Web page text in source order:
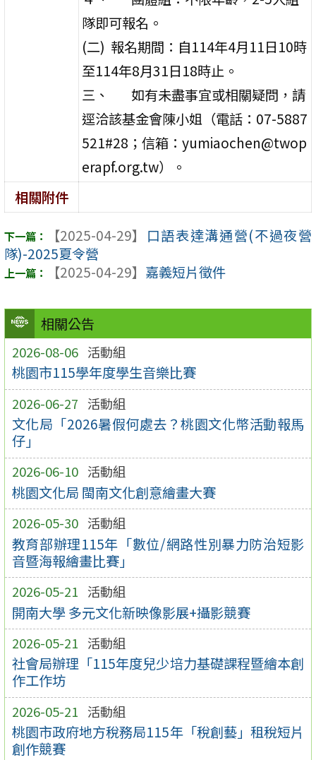
相關公告
2026-08-06 活動組
桃園市115學年度學生音樂比賽
2026-06-27 活動組
文化局「2026暑假何處去？桃園文化幣活動報馬
仔」
2026-06-10 活動組
桃園文化局 閩南文化創意繪畫大賽
2026-05-30 活動組
教育部辦理115年「數位/網路性別暴力防治短影
音暨海報繪畫比賽」
2026-05-21 活動組
開南大學 多元文化新映像影展+攝影競賽
2026-05-21 活動組
社會局辦理「115年度兒少培力基礎課程暨繪本創
作工作坊
2026-05-21 活動組
桃園市政府地方稅務局115年「稅創藝」租稅短片
創作競賽
隊即可報名。
(二) 報名期間：自114年4月11日10時
至114年8月31日18時止。
三、 如有未盡事宜或相關疑問，請
逕洽該基金會陳小姐（電話：07-5887
521#28；信箱：yumiaochen@twop
erapf.org.tw）。
相關附件
【2025-04-29】
口語表達溝通營(不過夜營
隊)-2025夏令營
【2025-04-29】 嘉義短片徵件